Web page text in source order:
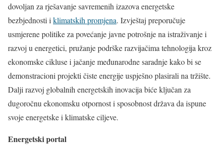
dovoljan za rješavanje savremenih izazova energetske
bezbjednosti i klimatskih promjena. Izvještaj preporučuje
usmjerene politike za povećanje javne potrošnje na istraživanje i
razvoj u energetici, pružanje podrške razvijačima tehnologija kroz
ekonomske cikluse i jačanje međunarodne saradnje kako bi se
demonstracioni projekti čiste energije uspješno plasirali na tržište.
Dalji razvoj globalnih energetskih inovacija biće ključan za
dugoročnu ekonomsku otpornost i sposobnost država da ispune
svoje energetske i klimatske ciljeve.
Energetski portal